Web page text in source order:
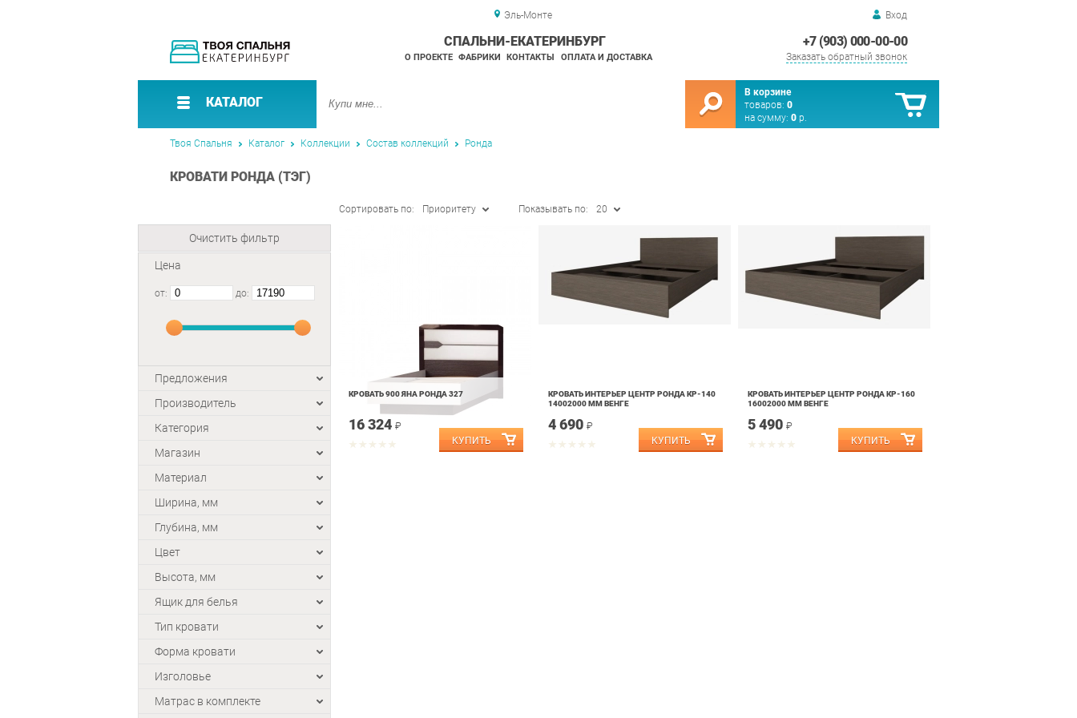
Эль-Монте Вход
+7 (903) 000-00-00
Заказать обратный звонок
СПАЛЬНИ-ЕКАТЕРИНБУРГ
О ПРОЕКТЕ ФАБРИКИ КОНТАКТЫ ОПЛАТА И ДОСТАВКА
КАТАЛОГ
В корзине
товаров: 0
на сумму: 0 р.
Твоя Спальня Каталог Коллекции Состав коллекций Ронда
КРОВАТИ РОНДА (ТЭГ)
Очистить фильтр
Цена
от: до:
Предложения
Производитель
Категория
Магазин
Материал
Ширина, мм
Глубина, мм
Цвет
Высота, мм
Ящик для белья
Тип кровати
Форма кровати
Изголовье
Матрас в комплекте
Сортировать по: Приоритету Показывать по: 20
КРОВАТЬ 900 ЯНА РОНДА 327
16 324 ₽
КРОВАТЬ ИНТЕРЬЕР ЦЕНТР РОНДА КР-140
14002000 ММ ВЕНГЕ
4 690 ₽
КРОВАТЬ ИНТЕРЬЕР ЦЕНТР РОНДА КР-160
16002000 ММ ВЕНГЕ
5 490 ₽